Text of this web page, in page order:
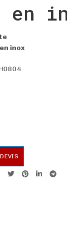
en
inox